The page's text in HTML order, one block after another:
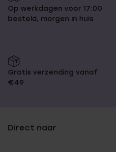
Op werkdagen voor 17:00
besteld, morgen in huis
Gratis verzending vanaf
€49
Direct naar